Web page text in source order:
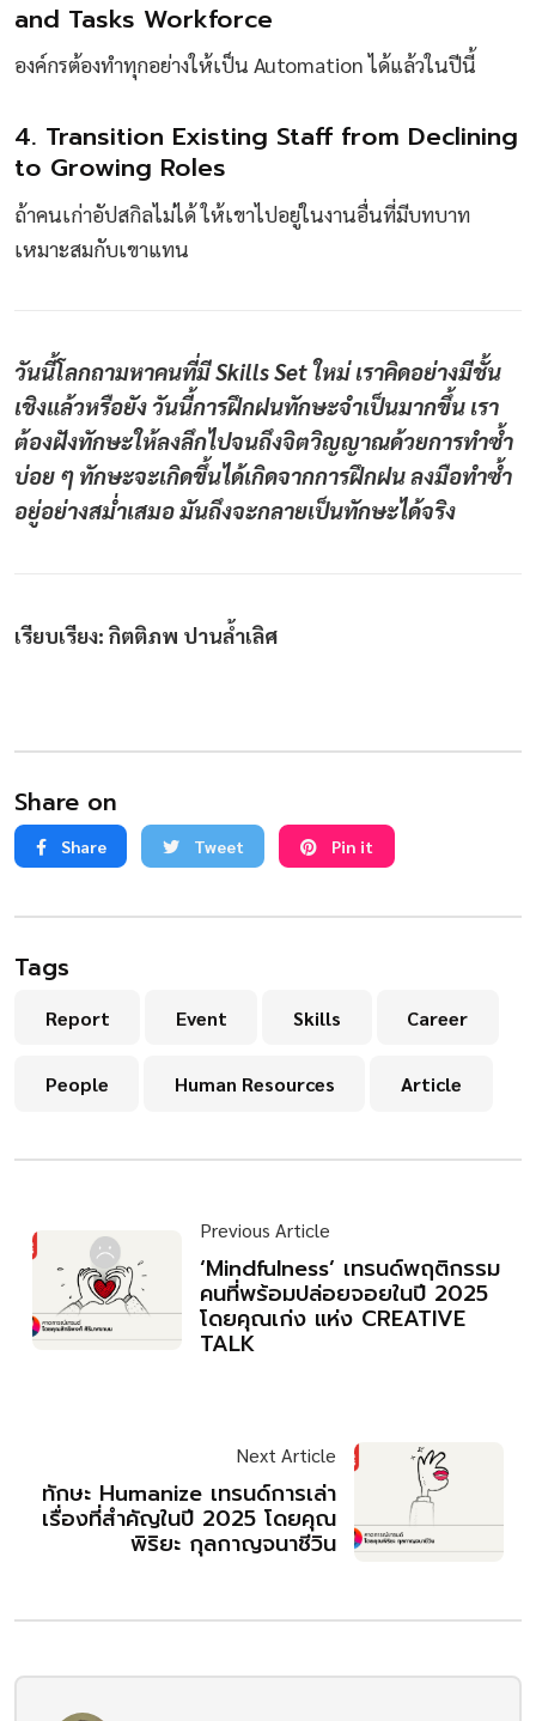
and Tasks Workforce
องค์กรต้องทำทุกอย่างให้เป็น Automation ได้แล้วในปีนี้
4. Transition Existing Staff from Declining
to Growing Roles
ถ้าคนเก่าอัปสกิลไม่ได้ ให้เขาไปอยู่ในงานอื่นที่มีบทบาท
เหมาะสมกับเขาแทน
วันนี้โลกถามหาคนที่มี Skills Set ใหม่ เราคิดอย่างมีชั้น
เชิงแล้วหรือยัง วันนี้การฝึกฝนทักษะจำเป็นมากขึ้น เรา
ต้องฝังทักษะให้ลงลึกไปจนถึงจิตวิญญาณด้วยการทำซ้ำ
บ่อย ๆ ทักษะจะเกิดขึ้นได้เกิดจากการฝึกฝน ลงมือทำซ้ำ
อยู่อย่างสม่ำเสมอ มันถึงจะกลายเป็นทักษะได้จริง
เรียบเรียง: กิตติภพ ปานล้ำเลิศ
Share on
Share Tweet Pin it
Tags
Report Event Skills Career
People Human Resources Article
Previous Article
‘Mindfulness’ เทรนด์พฤติกรรม
คนที่พร้อมปล่อยจอยในปี 2025
โดยคุณเก่ง แห่ง CREATIVE
TALK
Next Article
ทักษะ Humanize เทรนด์การเล่า
เรื่องที่สำคัญในปี 2025 โดยคุณ
พิริยะ กุลกาญจนาชีวิน